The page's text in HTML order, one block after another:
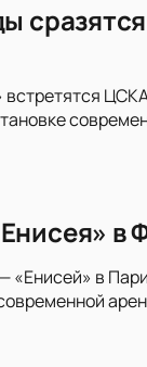
в
«Енисей» в